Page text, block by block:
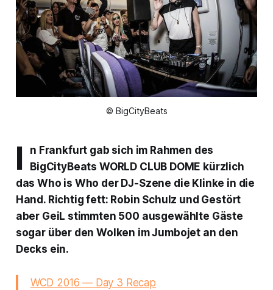
© BigCityBeats
I
n Frankfurt gab sich im Rahmen des
BigCityBeats WORLD CLUB DOME kürzlich
das Who is Who der DJ-Szene die Klinke in die
Hand. Richtig fett: Robin Schulz und Gestört
aber GeiL stimmten 500 ausgewählte Gäste
sogar über den Wolken im Jumbojet an den
Decks ein.
WCD 2016 — Day 3 Recap